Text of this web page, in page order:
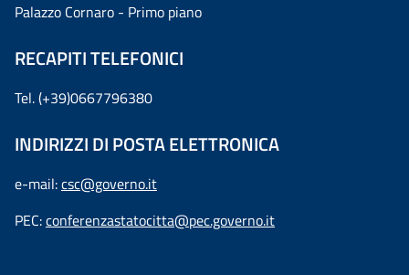
Palazzo Cornaro - Primo piano
RECAPITI TELEFONICI
Tel. (+39)0667796380
INDIRIZZI DI POSTA ELETTRONICA
e-mail:csc@governo.it
PEC:conferenzastatocitta@pec.governo.it